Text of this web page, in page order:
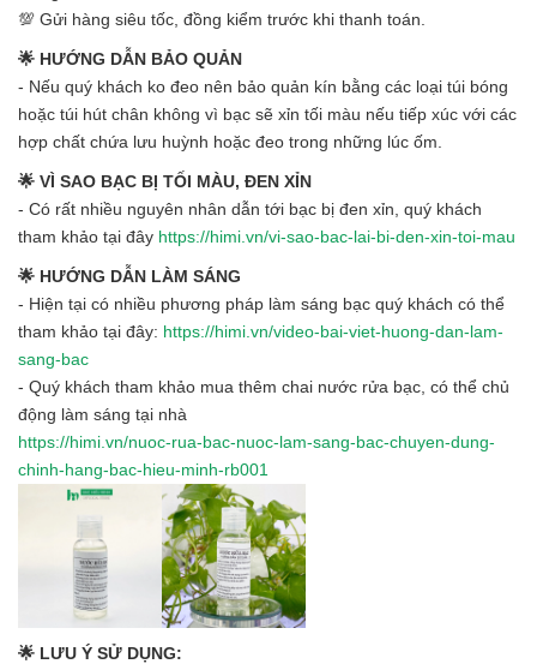
💯 Gửi hàng siêu tốc, đồng kiểm trước khi thanh toán.
🌟 HƯỚNG DẪN BẢO QUẢN
- Nếu quý khách ko đeo nên bảo quản kín bằng các loại túi bóng
hoặc túi hút chân không vì bạc sẽ xỉn tối màu nếu tiếp xúc với các
hợp chất chứa lưu huỳnh hoặc đeo trong những lúc ốm.
🌟 VÌ SAO BẠC BỊ TỐI MÀU, ĐEN XỈN
- Có rất nhiều nguyên nhân dẫn tới bạc bị đen xỉn, quý khách
tham khảo tại đây https://himi.vn/vi-sao-bac-lai-bi-den-xin-toi-mau
🌟 HƯỚNG DẪN LÀM SÁNG
- Hiện tại có nhiều phương pháp làm sáng bạc quý khách có thể
tham khảo tại đây: https://himi.vn/video-bai-viet-huong-dan-lam-
sang-bac
- Quý khách tham khảo mua thêm chai nước rửa bạc, có thể chủ
động làm sáng tại nhà
https://himi.vn/nuoc-rua-bac-nuoc-lam-sang-bac-chuyen-dung-
chinh-hang-bac-hieu-minh-rb001
🌟 LƯU Ý SỬ DỤNG: